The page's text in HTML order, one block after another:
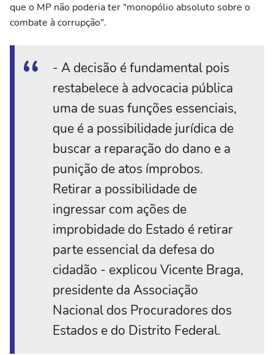
que o MP não poderia ter "monopólio absoluto sobre o
combate à corrupção".
- A decisão é fundamental pois
restabelece à advocacia pública
uma de suas funções essenciais,
que é a possibilidade jurídica de
buscar a reparação do dano e a
punição de atos ímprobos.
Retirar a possibilidade de
ingressar com ações de
improbidade do Estado é retirar
parte essencial da defesa do
cidadão - explicou Vicente Braga,
presidente da Associação
Nacional dos Procuradores dos
Estados e do Distrito Federal.